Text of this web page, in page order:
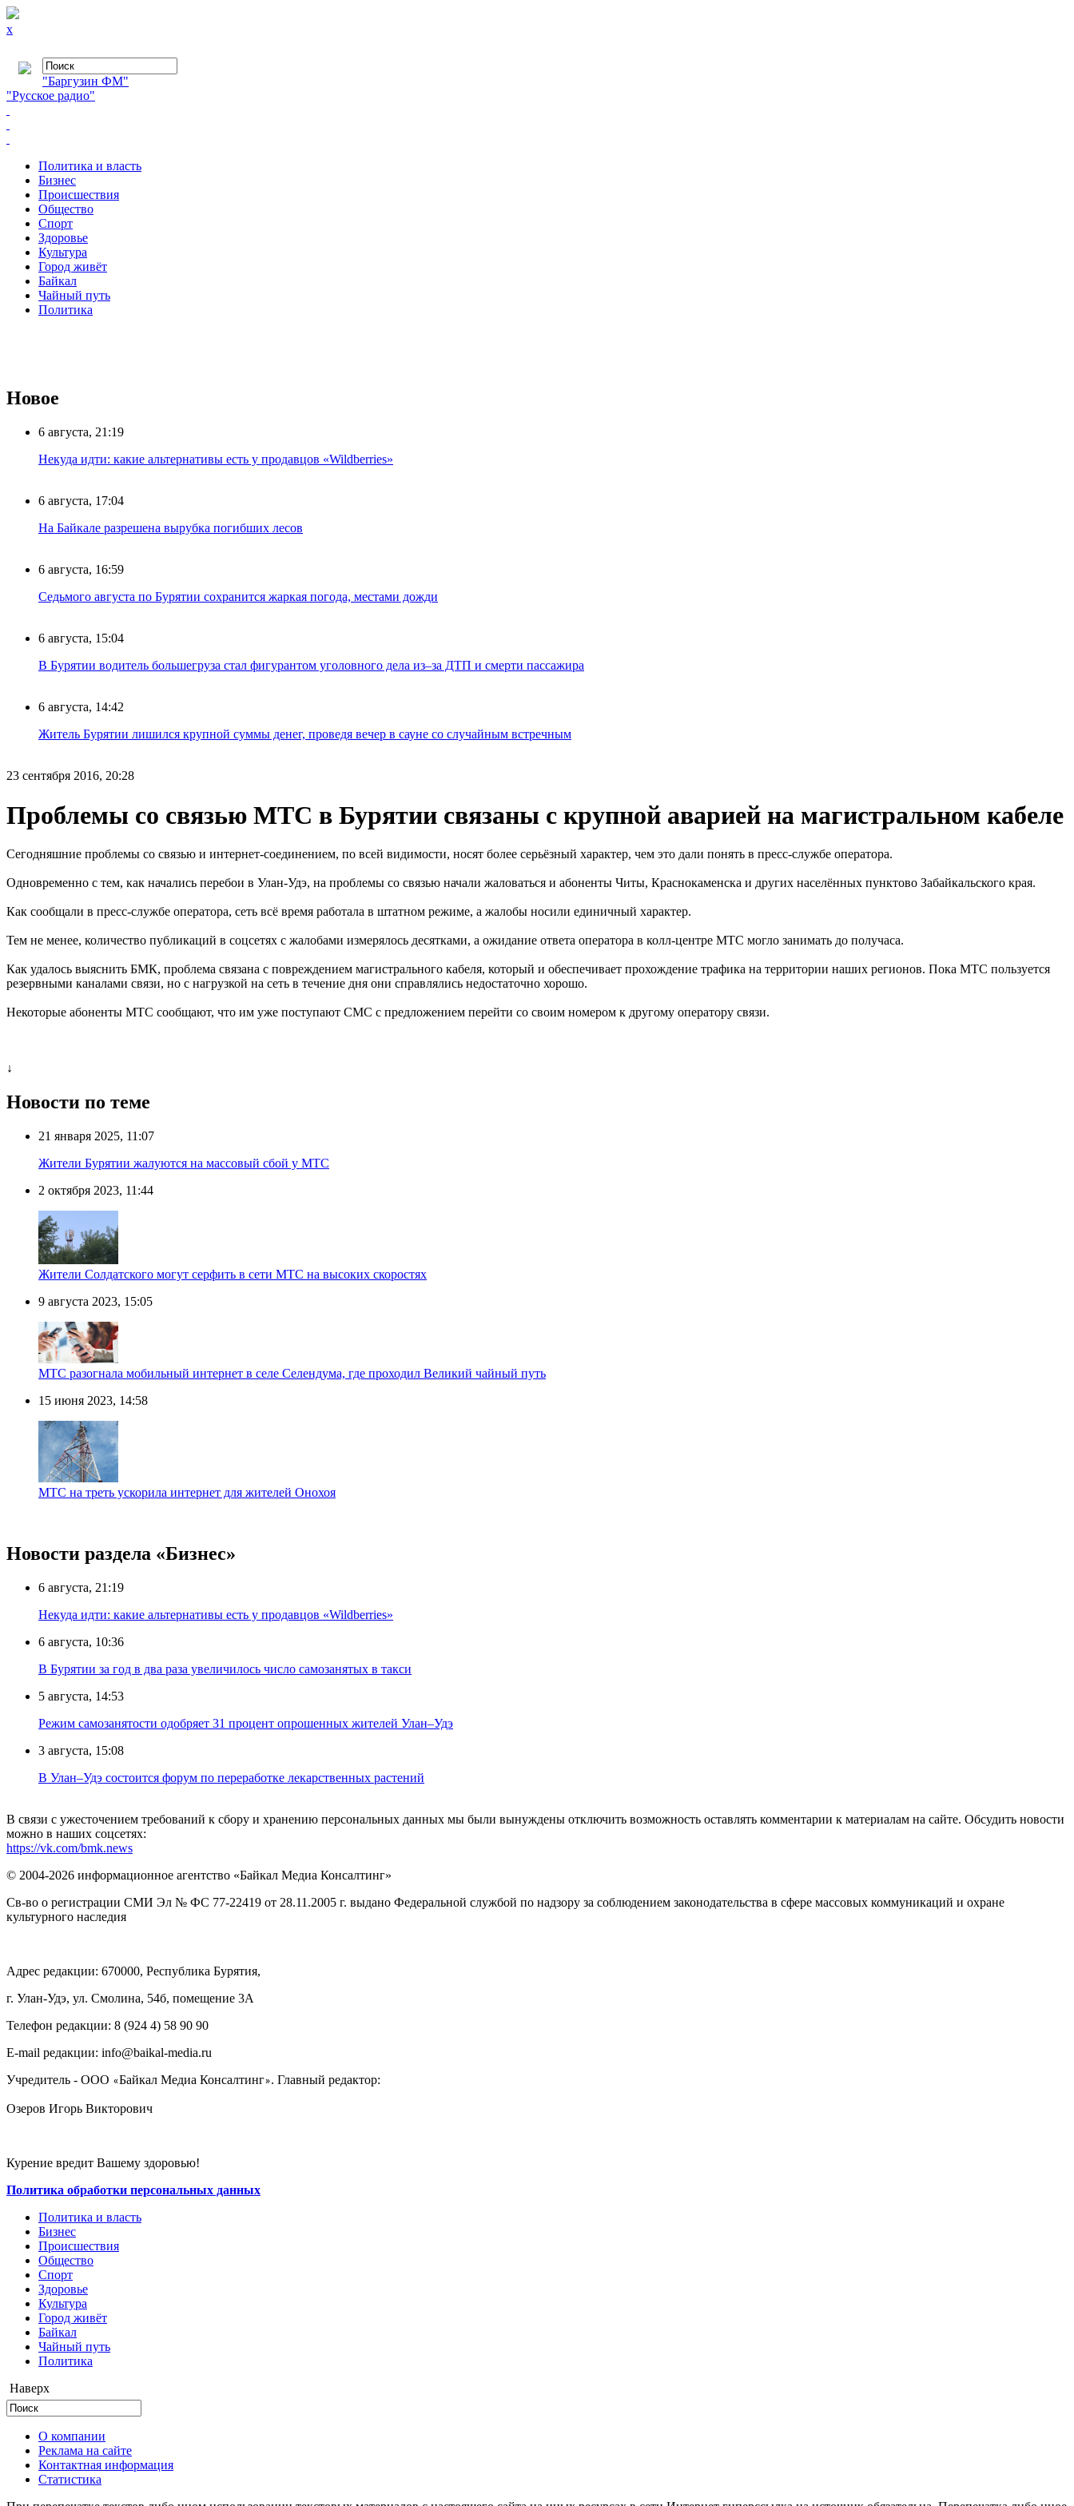
x
"Баргузин ФМ"
"Русское радио"
Политика и власть
Бизнес
Происшествия
Общество
Cпорт
Здоровье
Культура
Город живёт
Байкал
Чайный путь
Политика
Новое
6 августа, 21:19
Некуда идти: какие альтернативы есть у продавцов «Wildberries»
6 августа, 17:04
На Байкале разрешена вырубка погибших лесов
6 августа, 16:59
Седьмого августа по Бурятии сохранится жаркая погода, местами дожди
6 августа, 15:04
В Бурятии водитель большегруза стал фигурантом уголовного дела из–за ДТП и смерти пассажира
6 августа, 14:42
Житель Бурятии лишился крупной суммы денег, проведя вечер в сауне со случайным встречным
23 сентября 2016, 20:28
Проблемы со связью МТС в Бурятии связаны с крупной аварией на магистральном кабеле
Сегодняшние проблемы со связью и интернет-соединением, по всей видимости, носят более серьёзный характер, чем это дали понять в пресс-службе оператора.
Одновременно с тем, как начались перебои в Улан-Удэ, на проблемы со связью начали жаловаться и абоненты Читы, Краснокаменска и других населённых пунктово Забайкальского края.
Как сообщали в пресс-службе оператора, сеть всё время работала в штатном режиме, а жалобы носили единичный характер.
Тем не менее, количество публикаций в соцсетях с жалобами измерялось десятками, а ожидание ответа оператора в колл-центре МТС могло занимать до получаса.
Как удалось выяснить БМК, проблема связана с повреждением магистрального кабеля, который и обеспечивает прохождение трафика на территории наших регионов. Пока МТС пользуется
резервными каналами связи, но с нагрузкой на сеть в течение дня они справлялись недостаточно хорошо.
Некоторые абоненты МТС сообщают, что им уже поступают СМС с предложением перейти со своим номером к другому оператору связи.
↓
Новости по теме
21 января 2025, 11:07
Жители Бурятии жалуются на массовый сбой у МТС
2 октября 2023, 11:44
Жители Солдатского могут серфить в сети МТС на высоких скоростях
9 августа 2023, 15:05
МТС разогнала мобильный интернет в селе Селендума, где проходил Великий чайный путь
15 июня 2023, 14:58
МТС на треть ускорила интернет для жителей Онохоя
Новости раздела «Бизнес»
6 августа, 21:19
Некуда идти: какие альтернативы есть у продавцов «Wildberries»
6 августа, 10:36
В Бурятии за год в два раза увеличилось число самозанятых в такси
5 августа, 14:53
Режим самозанятости одобряет 31 процент опрошенных жителей Улан–Удэ
3 августа, 15:08
В Улан–Удэ состоится форум по переработке лекарственных растений
В связи с ужесточением требований к сбору и хранению персональных данных мы были вынуждены отключить возможность оставлять комментарии к материалам на сайте. Обсудить новости
можно в наших соцсетях:
https://vk.com/bmk.news
© 2004-2026 информационное агентство «Байкал Медиа Консалтинг»
Св-во о регистрации СМИ Эл № ФС 77-22419 от 28.11.2005 г. выдано Федеральной службой по надзору за соблюдением законодательства в сфере массовых коммуникаций и охране
культурного наследия
Адрес редакции: 670000, Республика Бурятия,
г. Улан-Удэ, ул. Смолина, 54б, помещение 3А
Телефон редакции: ‎‎8 (924 4) 58 90 90
E-mail редакции: info@baikal-media.ru
Учредитель - ООО «Байкал Медиа Консалтинг». Главный редактор:
Озеров Игорь Викторович
Курение вредит Вашему здоровью!
Политика обработки персональных данных
Политика и власть
Бизнес
Происшествия
Общество
Cпорт
Здоровье
Культура
Город живёт
Байкал
Чайный путь
Политика
Наверх
О компании
Реклама на сайте
Контактная информация
Статистика